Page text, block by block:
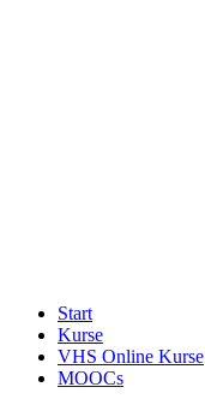
Start
Kurse
VHS Online Kurse
MOOCs